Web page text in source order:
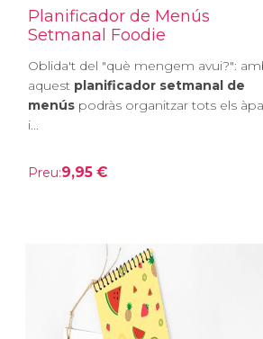
Planificador de Menús
Setmanal Foodie
Oblida't del "què mengem avui?":
aquest planificador setmanal de
menús podràs organitzar tots els
i...
Preu:9,95 €